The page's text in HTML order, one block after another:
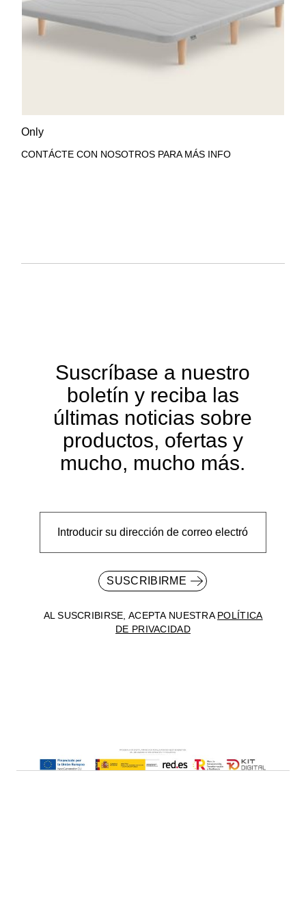
Only
CONTÁCTE CON NOSOTROS PARA MÁS INFO
Suscríbase a nuestro
boletín y reciba las
últimas noticias sobre
productos, ofertas y
mucho, mucho más.
SUSCRIBIRME
AL SUSCRIBIRSE, ACEPTA NUESTRAPOLÍTICA
DE PRIVACIDAD